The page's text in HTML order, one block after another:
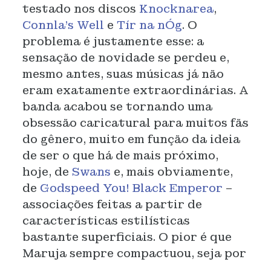
testado nos discos Knocknarea,
Connla's Well e Tír na nÓg. O
problema é justamente esse: a
sensação de novidade se perdeu e,
mesmo antes, suas músicas já não
eram exatamente extraordinárias. A
banda acabou se tornando uma
obsessão caricatural para muitos fãs
do gênero, muito em função da ideia
de ser o que há de mais próximo,
hoje, de Swans e, mais obviamente,
de Godspeed You! Black Emperor –
associações feitas a partir de
características estilísticas
bastante superficiais. O pior é que
Maruja sempre compactuou, seja por